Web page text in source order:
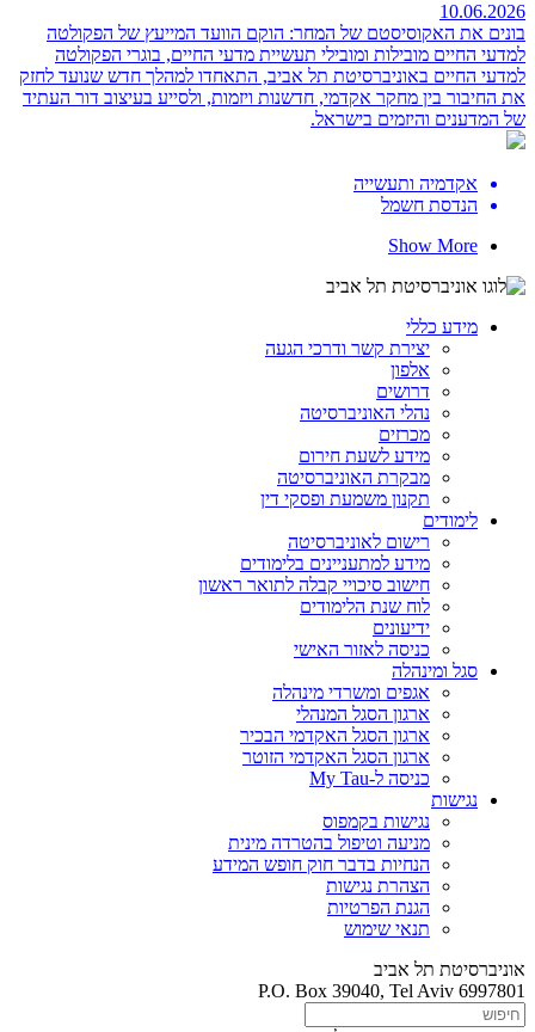
10.06.2026
בונים את האקוסיסטם של המחר: הוקם הוועד המייעץ של הפקולטה
למדעי החיים מובילות ומובילי תעשיית מדעי החיים, בוגרי הפקולטה
למדעי החיים באוניברסיטת תל אביב, התאחדו למהלך חדש שנועד לחזק
את החיבור בין מחקר אקדמי, חדשנות ויזמות, ולסייע בעיצוב דור העתיד
של המדענים והיזמים בישראל.
אקדמיה ותעשייה
הנדסת חשמל
Show More
מידע כללי
יצירת קשר ודרכי הגעה
אלפון
דרושים
נהלי האוניברסיטה
מכרזים
מידע לשעת חירום
מבקרת האוניברסיטה
תקנון משמעת ופסקי דין
לימודים
רישום לאוניברסיטה
מידע למתעניינים בלימודים
חישוב סיכויי קבלה לתואר ראשון
לוח שנת הלימודים
ידיעונים
כניסה לאזור האישי
סגל ומינהלה
אגפים ומשרדי מינהלה
ארגון הסגל המנהלי
ארגון הסגל האקדמי הבכיר
ארגון הסגל האקדמי הזוטר
כניסה ל-My Tau
נגישות
נגישות בקמפוס
מניעה וטיפול בהטרדה מינית
הנחיות בדבר חוק חופש המידע
הצהרת נגישות
הגנת הפרטיות
תנאי שימוש
אוניברסיטת תל אביב
P.O. Box 39040, Tel Aviv 6997801